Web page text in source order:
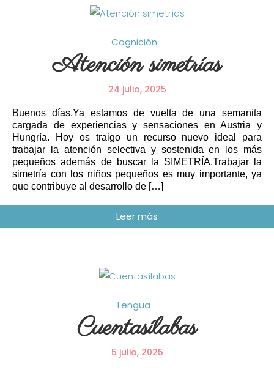
Cognición
Atención simetrías
24 julio, 2025
Buenos días.Ya estamos de vuelta de una semanita
cargada de experiencias y sensaciones en Austria y
Hungría. Hoy os traigo un recurso nuevo ideal para
trabajar la atención selectiva y sostenida en los más
pequeños además de buscar la SIMETRÍA.Trabajar la
simetría con los niños pequeños es muy importante, ya
que contribuye al desarrollo de […]
Lengua
Cuentasílabas
5 julio, 2025